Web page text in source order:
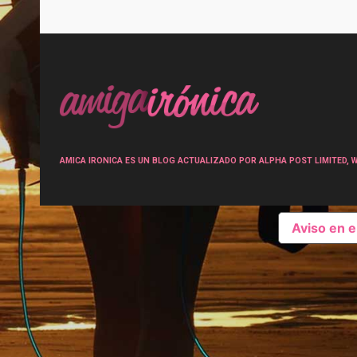
AMICA IRONICA ES UN BLOG ACTUALIZADO POR ALPHA POST
Aviso en